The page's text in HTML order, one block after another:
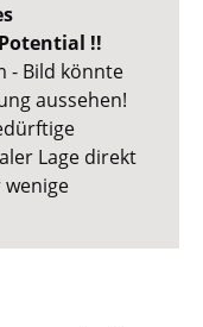
!!
- Bild könnte
aussehen!
Lage direkt